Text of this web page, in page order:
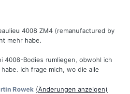
4008 ZM4 (remanufactured by
mehr habe.
4008-Bodies rumliegen, obwohl ich
Ich frage mich, wo die alle
Rowek (Änderungen anzeigen)